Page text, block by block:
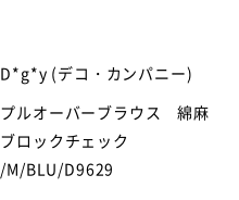
D*g*y (デコ・カンパニー)
プルオーバーブラウス 綿麻
ブロックチェック
/M/BLU/D9629